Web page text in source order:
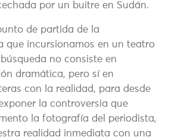
por un buitre en Sudán.
de partida de la
que incursionamos en un teatro
no consiste en
dramática, pero sí en
con la realidad, para desde
la controversia que
la fotografía del periodista,
realidad inmediata con una